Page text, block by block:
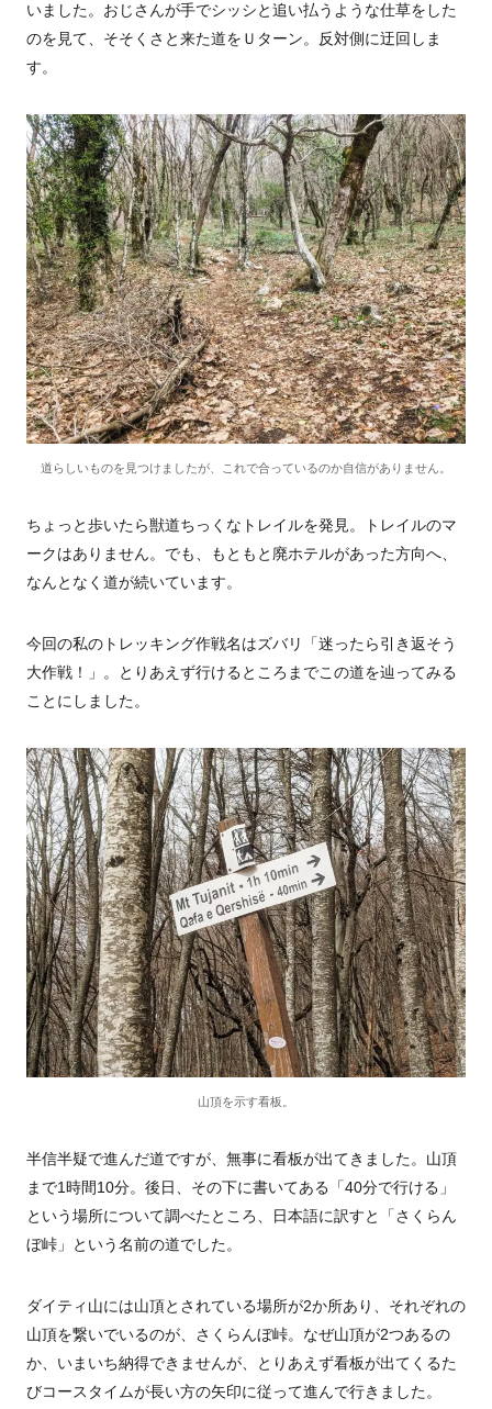
いました。おじさんが手でシッシと追い払うような仕草をした
のを見て、そそくさと来た道をＵターン。反対側に迂回しま
す。
道らしいものを見つけましたが、これで合っているのか自信がありません。
ちょっと歩いたら獣道ちっくなトレイルを発見。トレイルのマ
ークはありません。でも、もともと廃ホテルがあった方向へ、
なんとなく道が続いています。
今回の私のトレッキング作戦名はズバリ「迷ったら引き返そう
大作戦！」。とりあえず行けるところまでこの道を辿ってみる
ことにしました。
山頂を示す看板。
半信半疑で進んだ道ですが、無事に看板が出てきました。山頂
まで1時間10分。後日、その下に書いてある「40分で行ける」
という場所について調べたところ、日本語に訳すと「さくらん
ぼ峠」という名前の道でした。
ダイティ山には山頂とされている場所が2か所あり、それぞれの
山頂を繋いでいるのが、さくらんぼ峠。なぜ山頂が2つあるの
か、いまいち納得できませんが、とりあえず看板が出てくるた
びコースタイムが長い方の矢印に従って進んで行きました。